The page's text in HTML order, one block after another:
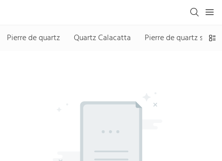
Pierre de quartz Quartz Calacatta Pierre de quartz sans